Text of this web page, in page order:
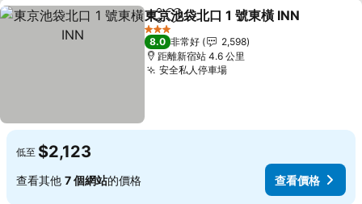
分享 加入我的最愛
東京池袋北口 1 號東橫 INN
3 星級
8.0 非常好
2,598
距離新宿站 4.6 公里
安全私人停車場查看價格
低至 $2,123
查看其他 7 個網站的價格 查看價格